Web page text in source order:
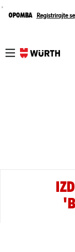
¸
Opomba Registrirajte se